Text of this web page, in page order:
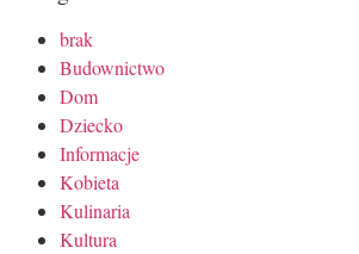
brak
Budownictwo
Dom
Dziecko
Informacje
Kobieta
Kulinaria
Kultura